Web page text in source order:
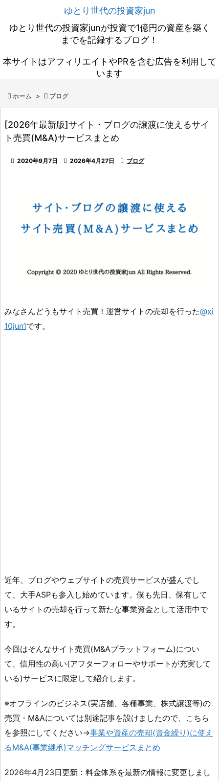
ゆとり世代の投資家jun
ゆとり世代の投資家junが投資で1億円の資産を築く
までを記録するブログ！
本サイトはアフィリエイトやPRを含む広告を利用して
います
 ホーム >  ブログ
[2026年最新版]サイト・ブログの譲渡に使えるサイ
ト売買(M&A)サービスまとめ
 2020年9月7日  2026年4月27日  ブログ
みなさんどうもサイト売買！運営サイトの売却を行った@xi
10jun1です。
近年、ブログやウェブサイトの売買サービスが盛んでし
て、大手ASPも参入し始めています。僕も先日、保有して
いるサイトの売却を行って新たな事業資金として活用中で
す。
今回はそんなサイト売買(M&Aプラットフォーム)につい
て、信用性の高い(アフターフォローやサポートが充実して
いる)サービスに限定して紹介します。
※オフラインのビジネス(実店舗、各種事業、株式譲渡等)の
売買・M&Aについては別途記事を設けましたので、こちら
を参照にしてください→事業や資産の売却(資金繰り)に使え
るM&A(事業継承)マッチングサービスまとめ
2026年4月23日更新：料金体系を最新の情報に変更しまし